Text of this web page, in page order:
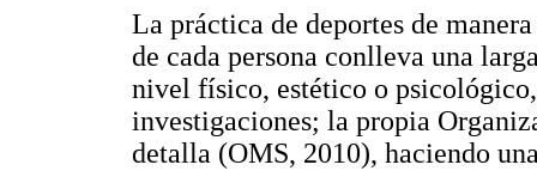
La práctica de deportes de
de cada persona conlleva una
nivel físico, estético o
investigaciones; la propia
detalla (OMS, 2010), haciendo